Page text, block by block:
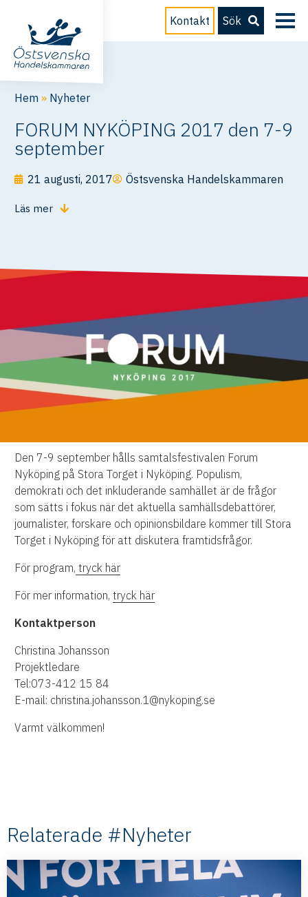
Kontakt Sök
Hem » Nyheter
FORUM NYKÖPING 2017 den 7-9
september
21 augusti, 2017 Östsvenska Handelskammaren
Läs mer
Den 7-9 september hålls samtalsfestivalen Forum
Nyköping på Stora Torget i Nyköping. Populism,
demokrati och det inkluderande samhället är de frågor
som sätts i fokus när det aktuella samhällsdebattörer,
journalister, forskare och opinionsbildare kommer till Stora
Torget i Nyköping för att diskutera framtidsfrågor.
För program, tryck här
För mer information,tryck här
Kontaktperson
Christina Johansson
Projektledare
Tel:073-412 15 84
E-mail: christina.johansson.1@nykoping.se
Varmt välkommen!
Relaterade #Nyheter